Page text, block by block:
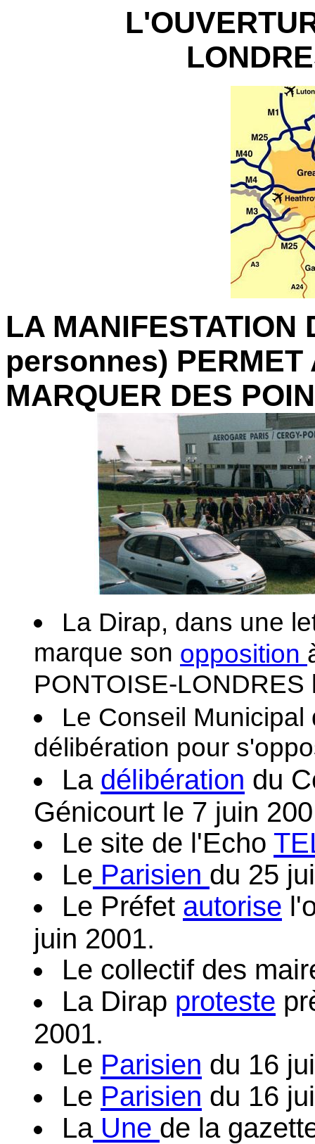
LA MANIFESTATION
personnes) PERMET
MARQUER DES
La Dirap, dans une
marque son opposition
PONTOISE-LONDRES
Le Conseil
délibération pour
La délibération du
Génicourt le 7 juin
Le site de l'Echo
Le Parisien du 25
Le Préfet autorise
juin 2001.
Le collectif des
La Dirap proteste
2001.
Le Parisien du 16
Le Parisien du 16
LaUne de la